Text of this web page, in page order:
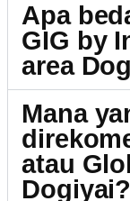
Apa
GIG by
area
Mana
atau
Dogiyai?